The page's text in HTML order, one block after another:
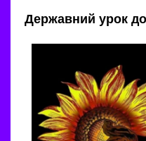
Державний урок